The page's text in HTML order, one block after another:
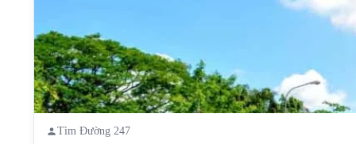
Tìm Đường 247